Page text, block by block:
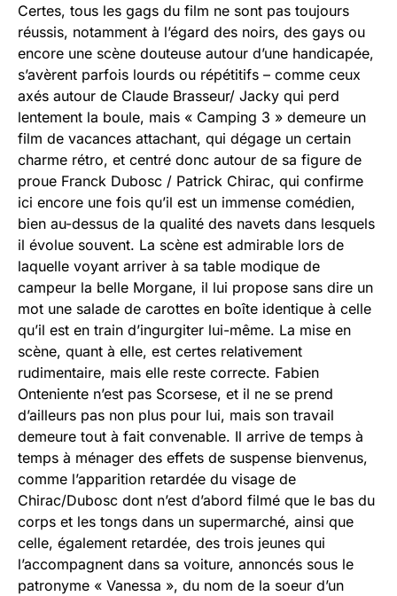
Certes, tous les gags du film ne sont pas toujours
réussis, notamment à l’égard des noirs, des gays ou
encore une scène douteuse autour d’une handicapée,
s’avèrent parfois lourds ou répétitifs – comme ceux
axés autour de Claude Brasseur/ Jacky qui perd
lentement la boule, mais « Camping 3 » demeure un
film de vacances attachant, qui dégage un certain
charme rétro, et centré donc autour de sa figure de
proue Franck Dubosc / Patrick Chirac, qui confirme
ici encore une fois qu’il est un immense comédien,
bien au-dessus de la qualité des navets dans lesquels
il évolue souvent. La scène est admirable lors de
laquelle voyant arriver à sa table modique de
campeur la belle Morgane, il lui propose sans dire un
mot une salade de carottes en boîte identique à celle
qu’il est en train d’ingurgiter lui-même. La mise en
scène, quant à elle, est certes relativement
rudimentaire, mais elle reste correcte. Fabien
Onteniente n’est pas Scorsese, et il ne se prend
d’ailleurs pas non plus pour lui, mais son travail
demeure tout à fait convenable. Il arrive de temps à
temps à ménager des effets de suspense bienvenus,
comme l’apparition retardée du visage de
Chirac/Dubosc dont n’est d’abord filmé que le bas du
corps et les tongs dans un supermarché, ainsi que
celle, également retardée, des trois jeunes qui
l’accompagnent dans sa voiture, annoncés sous le
patronyme « Vanessa », du nom de la soeur d’un